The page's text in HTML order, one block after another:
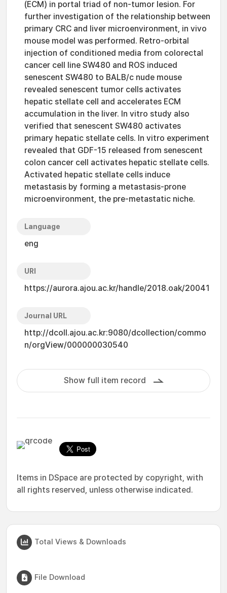
(ECM) in portal triad of non-tumor lesion. For
further investigation of the relationship between
primary CRC and liver microenvironment, in vivo
mouse model was performed. Retro-orbital
injection of conditioned media from colorectal
cancer cell line SW480 and ROS induced
senescent SW480 to BALB/c nude mouse
revealed senescent tumor cells activates
hepatic stellate cell and accelerates ECM
accumulation in the liver. In vitro study also
verified that senescent SW480 activates
primary hepatic stellate cells. In vitro experiment
revealed that GDF-15 released from senescent
colon cancer cell activates hepatic stellate cells.
Activated hepatic stellate cells induce
metastasis by forming a metastasis-prone
microenvironment, the pre-metastatic niche.
Language
eng
URI
https://aurora.ajou.ac.kr/handle/2018.oak/20041
Journal URL
http://dcoll.ajou.ac.kr:9080/dcollection/commo
n/orgView/000000030540
Show full item record
Items in DSpace are protected by copyright, with
all rights reserved, unless otherwise indicated.
Total Views & Downloads
File Download